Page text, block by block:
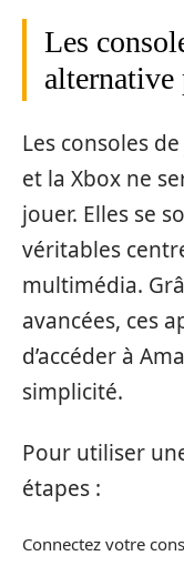
Les
Les consoles
et la Xbox ne
jouer. Elles se
véritables
multimédia.
avancées, ces
d’accéder à
simplicité.
Pour utiliser
étapes :
Connectez votre